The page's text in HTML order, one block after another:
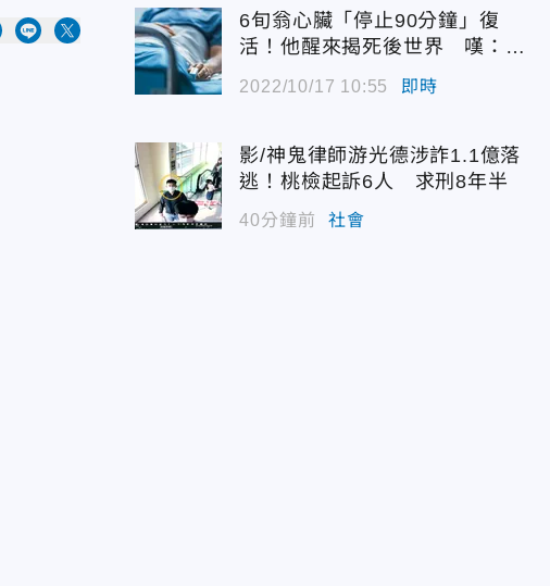
6旬翁心臟「停止90分鐘」復
活！他醒來揭死後世界 嘆：很
2022/10/17 10:55 即時
影/神鬼律師游光德涉詐1.1億落
逃！桃檢起訴6人 求刑8年半
40分鐘前 社會